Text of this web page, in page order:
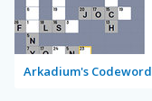
Arkadium's Codeword